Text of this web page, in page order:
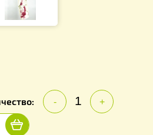
- +